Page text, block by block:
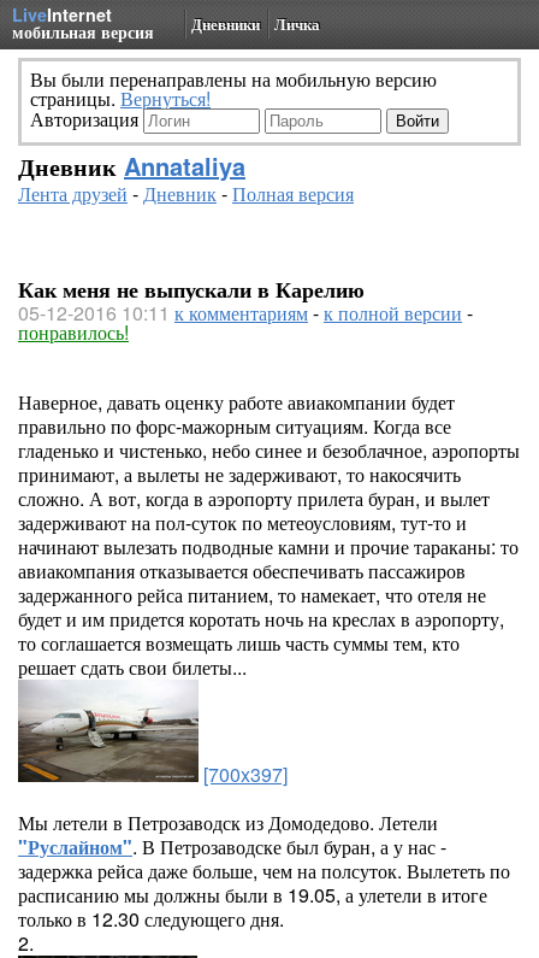
LiveInternet
мобильная версия Дневники Личка
Вы были перенаправлены на мобильную версию
страницы. Вернуться!
Авторизация
Дневник Annataliya
Лента друзей -Дневник-Полная версия
Как меня не выпускали в Карелию
05-12-2016 10:11 к комментариям-к полной версии -
понравилось!
Наверное, давать оценку работе авиакомпании будет
правильно по форс-мажорным ситуациям. Когда все
гладенько и чистенько, небо синее и безоблачное, аэропорты
принимают, а вылеты не задерживают, то накосячить
сложно. А вот, когда в аэропорту прилета буран, и вылет
задерживают на пол-суток по метеоусловиям, тут-то и
начинают вылезать подводные камни и прочие тараканы: то
авиакомпания отказывается обеспечивать пассажиров
задержанного рейса питанием, то намекает, что отеля не
будет и им придется коротать ночь на креслах в аэропорту,
то соглашается возмещать лишь часть суммы тем, кто
решает сдать свои билеты...
[700x397]
Мы летели в Петрозаводск из Домодедово. Летели
"Руслайном". В Петрозаводске был буран, а у нас -
задержка рейса даже больше, чем на полсуток. Вылететь по
расписанию мы должны были в 19.05, а улетели в итоге
только в 12.30 следующего дня.
2.